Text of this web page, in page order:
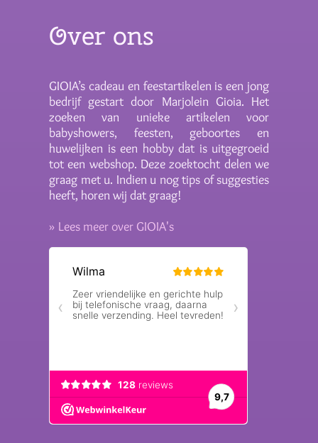
Over ons
GIOIA’s cadeau en feestartikelen is een jong
bedrijf gestart door Marjolein Gioia. Het
zoeken van unieke artikelen voor
babyshowers, feesten, geboortes en
huwelijken is een hobby dat is uitgegroeid
tot een webshop. Deze zoektocht delen we
graag met u. Indien u nog tips of suggesties
heeft, horen wij dat graag!
» Lees meer over GIOIA's